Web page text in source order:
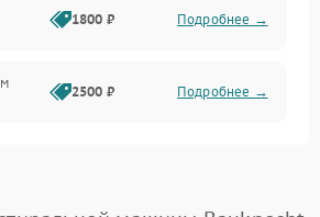
1800 ₽ Подробнее →
2500 ₽ Подробнее →
2200 ₽ Подробнее →